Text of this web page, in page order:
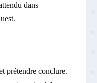
dans
prétendre conclure.